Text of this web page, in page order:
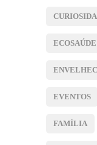
ECOSAÚDE
EVENTOS
FAMÍLIA